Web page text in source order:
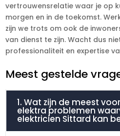
vertrouwensrelatie waar je op
morgen en in de toekomst.
zijn we trots om ook de
van dienst te zijn. Wacht dus
professionaliteit en expertise
Meest gestelde
1. Wat zijn de meest
elektra problemen
elektricien Sittard kan